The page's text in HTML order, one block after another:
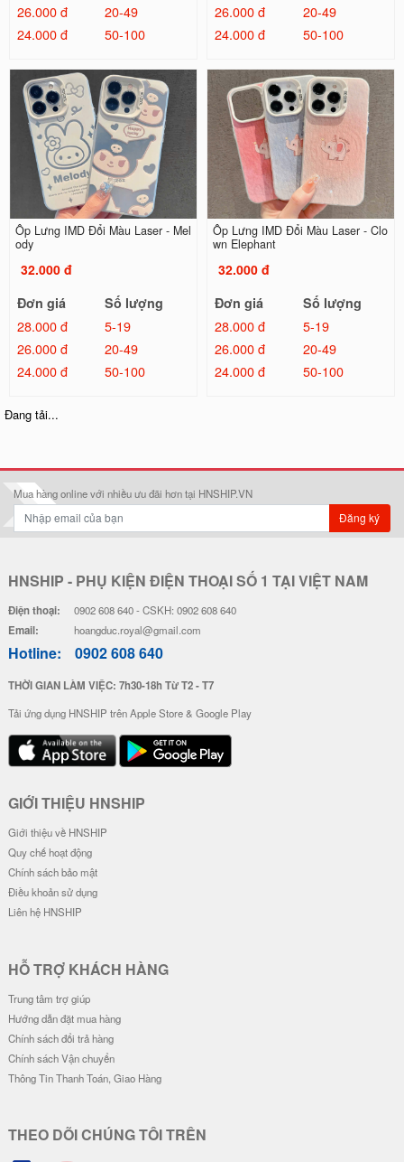
26.000 đ
20-49
24.000 đ
50-100
26.000 đ
20-49
24.000 đ
50-100
Ốp Lưng IMD Đổi Màu Laser - Mel
ody
32.000 đ
Đơn giá
Số lượng
28.000 đ
5-19
26.000 đ
20-49
24.000 đ
50-100
Ốp Lưng IMD Đổi Màu Laser - Clo
wn Elephant
32.000 đ
Đơn giá
Số lượng
28.000 đ
5-19
26.000 đ
20-49
24.000 đ
50-100
atrick
32.000 đ
Đơn giá
Số lượng
28.000 đ
5-19
26.000 đ
20-49
24.000 đ
50-100
Ốp Lưng IMD Chống Sốc - Mẫu S
hin Chan
32.000 đ
24.000 đ
Ốp Lưng IMD Chống Sốc - Mẫu G
engar
Đơn giá
Số lượng
28.000 đ
26.000 đ
20-49
24.000 đ
50-100